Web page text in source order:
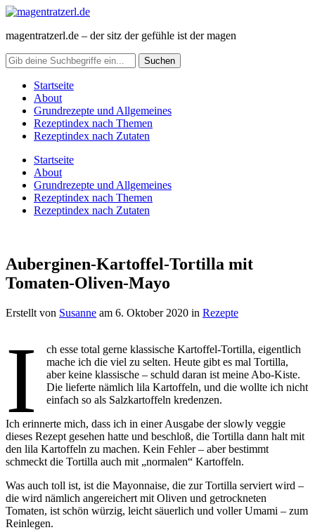
magentratzerl.de – der sitz der gefühle ist der magen
Startseite
About
Grundrezepte und Allgemeines
Rezeptindex nach Themen
Rezeptindex nach Zutaten
Startseite
About
Grundrezepte und Allgemeines
Rezeptindex nach Themen
Rezeptindex nach Zutaten
Auberginen-Kartoffel-Tortilla mit
Tomaten-Oliven-Mayo
Erstellt von Susanne am 6. Oktober 2020 in Rezepte
I
ch esse total gerne klassische Kartoffel-Tortilla, eigentlich
mache ich die viel zu selten. Heute gibt es mal Tortilla,
aber keine klassische – schuld daran ist meine Abo-Kiste.
Die lieferte nämlich lila Kartoffeln, und die wollte ich nicht
einfach so als Salzkartoffeln kredenzen.
Ich erinnerte mich, dass ich in einer Ausgabe der slowly veggie
dieses Rezept gesehen hatte und beschloß, die Tortilla dann halt mit
den lila Kartoffeln zu machen. Kein Fehler – aber bestimmt
schmeckt die Tortilla auch mit „normalen“ Kartoffeln.
Was auch toll ist, ist die Mayonnaise, die zur Tortilla serviert wird –
die wird nämlich angereichert mit Oliven und getrockneten
Tomaten, ist schön würzig, leicht säuerlich und voller Umami – zum
Reinlegen.